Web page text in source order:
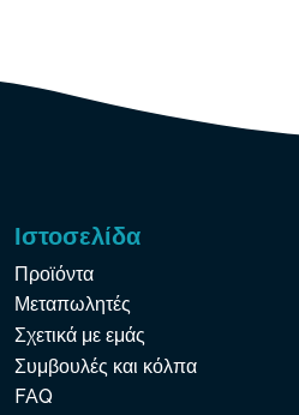
Ιστοσελίδα
Προϊόντα
Μεταπωλητές
Σχετικά με εμάς
Συμβουλές και κόλπα
FAQ